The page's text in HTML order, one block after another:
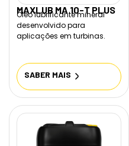
MAXLUB MA 10-T PLUS
Óleo lubrificante mineral
desenvolvido para
aplicações em turbinas.
SABER MAIS